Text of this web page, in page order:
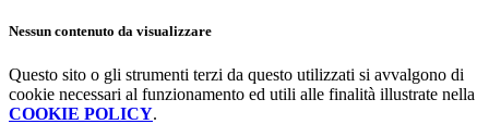
Nessun contenuto da visualizzare
Questo sito o gli strumenti terzi da questo utilizzati si avvalgono di
cookie necessari al funzionamento ed utili alle finalità illustrate nella
COOKIE POLICY.